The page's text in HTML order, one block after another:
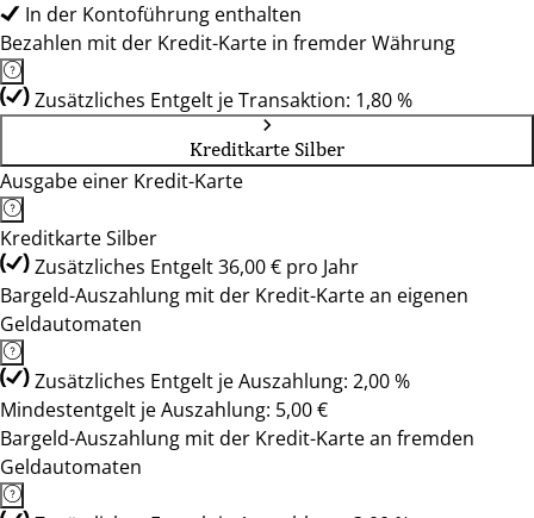
In der Kontoführung enthalten
Bezahlen mit der Kredit-Karte in fremder Währung
Zusätzliches Entgelt je Transaktion: 1,80 %
Kreditkarte Silber
Ausgabe einer Kredit-Karte
Kreditkarte Silber
Zusätzliches Entgelt 36,00 € pro Jahr
Bargeld-Auszahlung mit der Kredit-Karte an eigenen
Geldautomaten
Zusätzliches Entgelt je Auszahlung: 2,00 %
Mindestentgelt je Auszahlung: 5,00 €
Bargeld-Auszahlung mit der Kredit-Karte an fremden
Geldautomaten